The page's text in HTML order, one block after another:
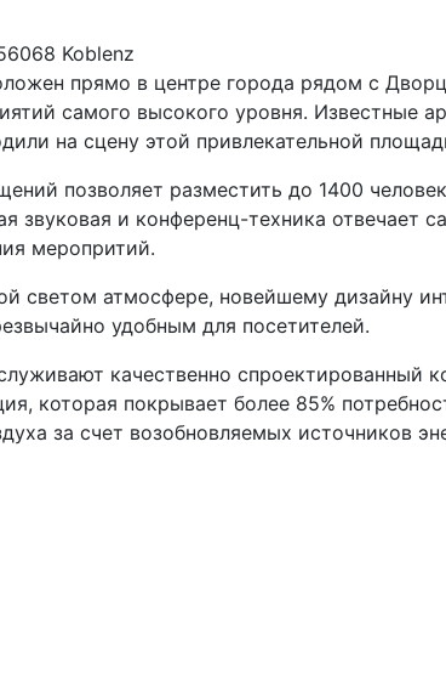
Koblenz
прямо в центре города рядом с
самого высокого уровня. Известные
на сцену этой привлекательной
позволяет разместить до 1400
звуковая и конференц-техника
меропритий.
светом атмосфере, новейшему дизайну
удобным для посетителей.
качественно спроектированный
которая покрывает более 85%
за счет возобновляемых источников